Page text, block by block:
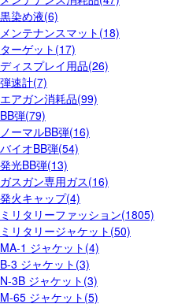
黒染め液(6)
メンテナンスマット(18)
ターゲット(17)
ディスプレイ用品(26)
弾速計(7)
エアガン消耗品(99)
BB弾(79)
ノーマルBB弾(16)
バイオBB弾(54)
発光BB弾(13)
ガスガン専用ガス(16)
発火キャップ(4)
ミリタリーファッション(1805)
ミリタリージャケット(50)
MA-1 ジャケット(4)
B-3 ジャケット(3)
N-3B ジャケット(3)
M-65 ジャケット(5)